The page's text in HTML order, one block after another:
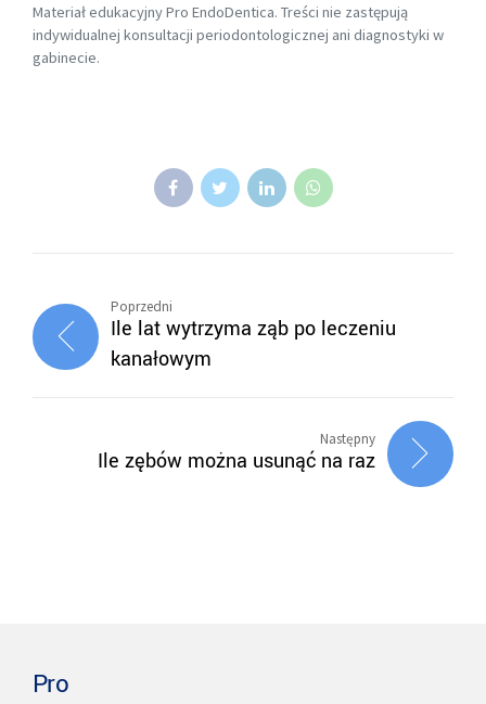
Materiał edukacyjny Pro EndoDentica. Treści nie zastępują
indywidualnej konsultacji periodontologicznej ani diagnostyki w
gabinecie.
Poprzedni
Ile lat wytrzyma ząb po leczeniu
kanałowym
Następny
Ile zębów można usunąć na raz
Pro